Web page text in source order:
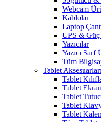
Webcam
Kablolar
Laptop
UPS & Güç
Yazıcılar
Yazıcı Sarf
Tüm
Tablet Aksesuarları
Tablet
Tablet
Tablet
Tablet
Tablet